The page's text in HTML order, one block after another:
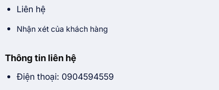
Liên hệ
Nhận xét của khách hàng
Thông tin liên hệ
Điện thoại: 0904594559